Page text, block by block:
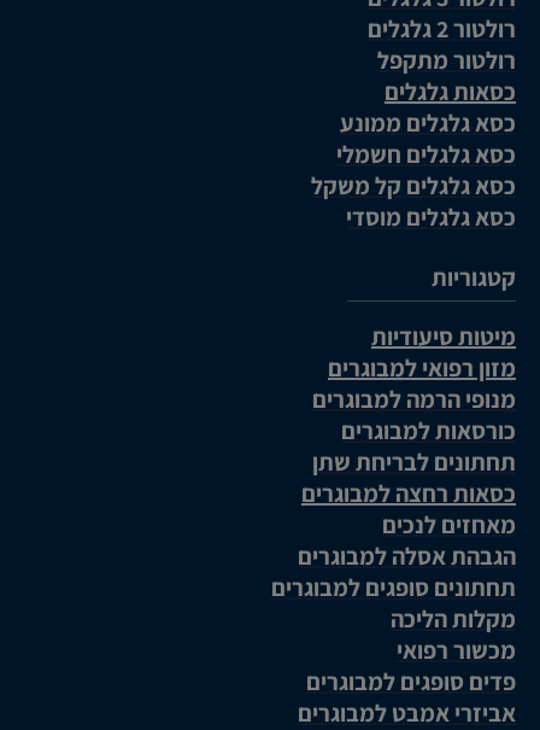
רולטור 2 גלגלים
רולטור מתקפל
כסאות גלגלים
כסא גלגלים ממונע
כסא גלגלים חשמלי
כסא גלגלים קל משקל
כסא גלגלים מוסדי
קטגוריות
מיטות סיעודיות
מזון רפואי למבוגרים
מנופי הרמה למבוגרים
כורסאות למבוגרים
תחתונים לבריחת שתן
כסאות רחצה למבוגרים
מאחזים לנכים
הגבהת אסלה למבוגרים
תחתונים סופגים למבוגרים
מקלות הליכה
מכשור רפואי
פדים סופגים למבוגרים
אביזרי אמבט למבוגרים